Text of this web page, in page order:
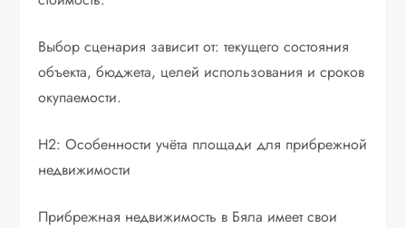
Выбор сценария зависит от: текущего состояния
объекта, бюджета, целей использования и сроков
окупаемости.
H2: Особенности учёта площади для прибрежной
недвижимости
Прибрежная недвижимость в Бяла имеет свои